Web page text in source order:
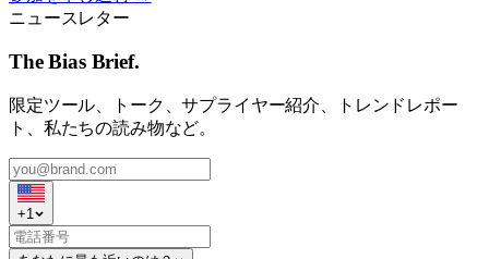
ニュースレター
The Bias Brief.
限定ツール、トーク、サプライヤー紹介、トレンドレポー
ト、私たちの読み物など。
+1